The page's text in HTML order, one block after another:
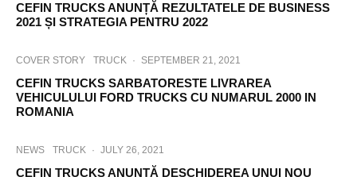
CEFIN TRUCKS ANUNȚĂ REZULTATELE DE BUSINESS
2021 ȘI STRATEGIA PENTRU 2022
COVER STORY TRUCK · SEPTEMBER 21, 2021
CEFIN TRUCKS SARBATORESTE LIVRAREA
VEHICULULUI FORD TRUCKS CU NUMARUL 2000 IN
ROMANIA
NEWS TRUCK · JULY 26, 2021
CEFIN TRUCKS ANUNȚĂ DESCHIDEREA UNUI NOU